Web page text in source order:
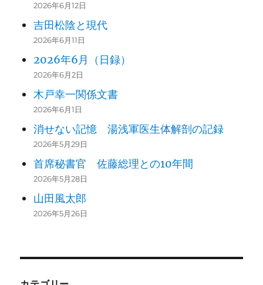
2026年6月12日
吉田松陰と現代
2026年6月11日
2026年6月（日録）
2026年6月2日
木戸幸一関係文書
2026年6月1日
消せない記憶 湯浅軍医生体解剖の記録
2026年5月29日
首席秘書官 佐藤総理との10年間
2026年5月28日
山田風太郎
2026年5月26日